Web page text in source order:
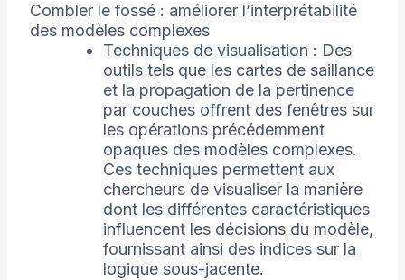
Combler le fossé : améliorer l’interprétabilité
des modèles complexes
Techniques de visualisation : Des
outils tels que les cartes de saillance
et la propagation de la pertinence
par couches offrent des fenêtres sur
les opérations précédemment
opaques des modèles complexes.
Ces techniques permettent aux
chercheurs de visualiser la manière
dont les différentes caractéristiques
influencent les décisions du modèle,
fournissant ainsi des indices sur la
logique sous-jacente.